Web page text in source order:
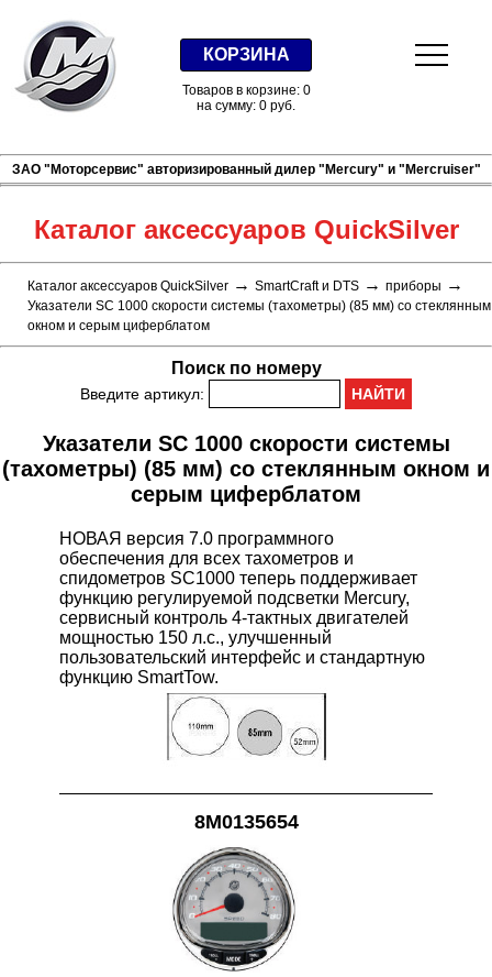
КОРЗИНА
Товаров в корзине: 0
на сумму: 0 руб.
ЗАО "Моторсервис" авторизированный дилер "Mercury" и "Mercruiser"
Каталог аксессуаров QuickSilver
Каталог аксессуаров QuickSilver → SmartCraft и DTS → приборы →
Указатели SC 1000 скорости системы (тахометры) (85 мм) со стеклянным
окном и серым циферблатом
Поиск по номеру
Введите артикул:
Указатели SC 1000 скорости системы
(тахометры) (85 мм) со стеклянным окном и
серым циферблатом
НОВАЯ версия 7.0 программного
обеспечения для всех тахометров и
спидометров SC1000 теперь поддерживает
функцию регулируемой подсветки Mercury,
сервисный контроль 4-тактных двигателей
мощностью 150 л.с., улучшенный
пользовательский интерфейс и стандартную
функцию SmartTow.
8M0135654